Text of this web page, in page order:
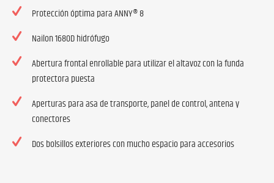
Protección óptima para ANNY® 8
Nailon 1680D hidrófugo
Abertura frontal enrollable para utilizar el altavoz con la funda
protectora puesta
Aperturas para asa de transporte, panel de control, antena y
conectores
Dos bolsillos exteriores con mucho espacio para accesorios